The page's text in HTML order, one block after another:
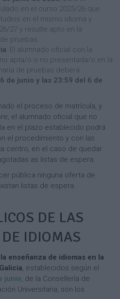
en el curso 2025/26 que
en el mismo idioma y
27 y resulte apto en la
pruebas.
: El alumnado oficial con la
apta/o o no presentada/o en la
de pruebas deberá
de junio y las 23:59 del 6 de
el proceso de matrícula, y
el alumnado oficial que no
en el plazo establecido podrá
el procedimiento y con las
centro, en el caso de quedar
as listas de espera.
pública ninguna oferta de
listas de espera.
DE LAS
IDIOMAS
enseñanza de idiomas en la
, establecidos según el
junio, de la Consellería de
Universitaria, son los